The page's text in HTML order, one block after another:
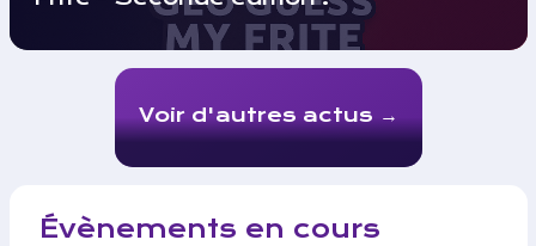
Voir d'autres actus
Évènements en cours